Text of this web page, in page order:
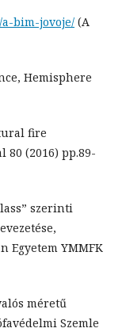
bim-jovoje/ (A
Hemisphere
fire
(2016) pp.89-
szerinti
Egyetem YMMFK
méretű
Szemle